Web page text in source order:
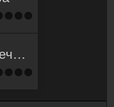
Общее впечатление